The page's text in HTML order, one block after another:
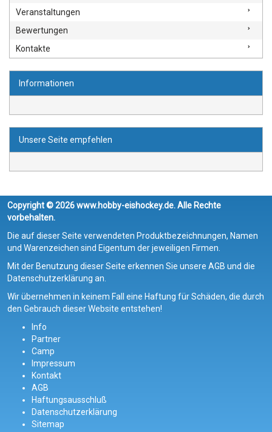
Veranstaltungen
Bewertungen
Kontakte
Informationen
Unsere Seite empfehlen
Copyright © 2026 www.hobby-eishockey.de. Alle Rechte
vorbehalten.
Die auf dieser Seite verwendeten Produktbezeichnungen, Namen
und Warenzeichen sind Eigentum der jeweiligen Firmen.
Mit der Benutzung dieser Seite erkennen Sie unsere AGB und die
Datenschutzerklärung an.
Wir übernehmen in keinem Fall eine Haftung für Schäden, die durch
den Gebrauch dieser Website entstehen!
Info
Partner
Camp
Impressum
Kontakt
AGB
Haftungsausschluß
Datenschutzerklärung
Sitemap